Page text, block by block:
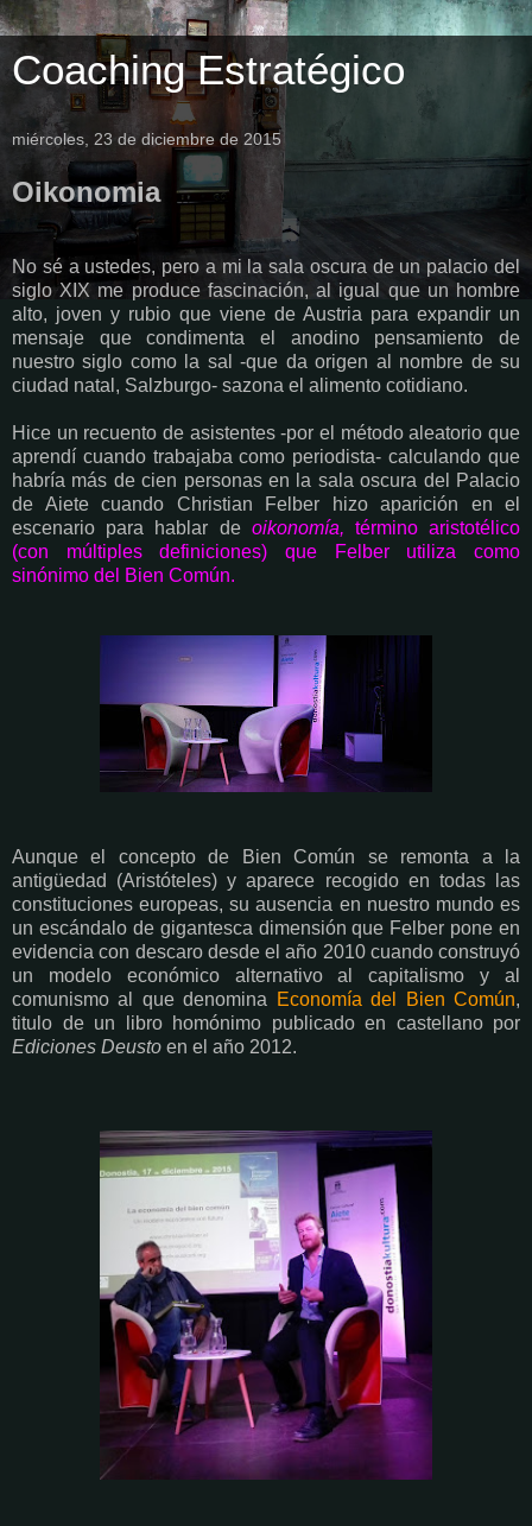
Coaching Estratégico
miércoles, 23 de diciembre de 2015
Oikonomia
No sé a ustedes, pero a mi la sala oscura de un palacio del
siglo XIX me produce fascinación, al igual que un hombre
alto, joven y rubio que viene de Austria para expandir un
mensaje que condimenta el anodino pensamiento de
nuestro siglo como la sal -que da origen al nombre de su
ciudad natal, Salzburgo- sazona el alimento cotidiano.
Hice un recuento de asistentes -por el método aleatorio que
aprendí cuando trabajaba como periodista- calculando que
habría más de cien personas en la sala oscura del Palacio
de Aiete cuando Christian Felber hizo aparición en el
escenario para hablar de oikonomía, término aristotélico
(con múltiples definiciones) que Felber utiliza como
sinónimo del Bien Común.
Aunque el concepto de Bien Común se remonta a la
antigüedad (Aristóteles) y aparece recogido en todas las
constituciones europeas, su ausencia en nuestro mundo es
un escándalo de gigantesca dimensión que Felber pone en
evidencia con descaro desde el año 2010 cuando construyó
un modelo económico alternativo al capitalismo y al
comunismo al que denomina
Economía del Bien Común,
titulo de un libro homónimo publicado en castellano por
Ediciones Deusto en el año 2012.